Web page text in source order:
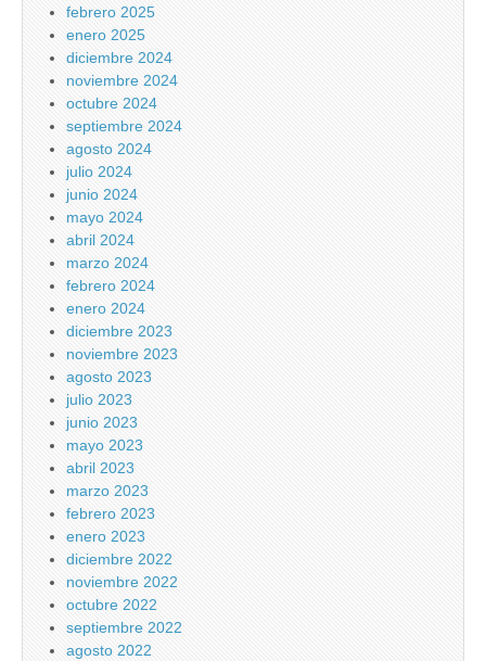
febrero 2025
enero 2025
diciembre 2024
noviembre 2024
octubre 2024
septiembre 2024
agosto 2024
julio 2024
junio 2024
mayo 2024
abril 2024
marzo 2024
febrero 2024
enero 2024
diciembre 2023
noviembre 2023
agosto 2023
julio 2023
junio 2023
mayo 2023
abril 2023
marzo 2023
febrero 2023
enero 2023
diciembre 2022
noviembre 2022
octubre 2022
septiembre 2022
agosto 2022